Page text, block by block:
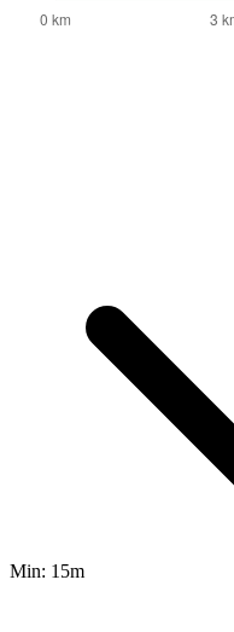
Min: 15m